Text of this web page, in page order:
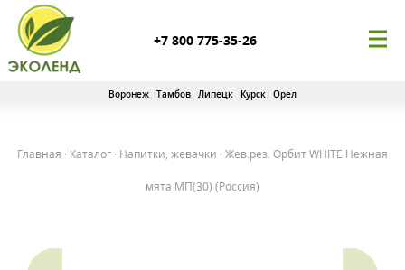
+7 800 775-35-26
Воронеж Тамбов Липецк Курск Орел
Главная · Каталог · Напитки, жевачки · Жев.рез. Орбит WHITE Нежная
мята МП(30) (Россия)